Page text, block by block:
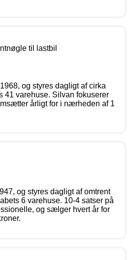
og styres dagligt af cirka
41 varehuse. Silvan fokuserer
årligt for i nærheden af 1
og styres dagligt af omtrent
6 varehuse. 10-4 satser på
og sælger hvert år for